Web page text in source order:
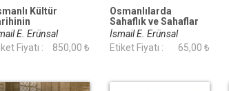
Kültür
(Ciltli)
E. Erünsal
Fiyatı :
850,00 ₺
Osmanlılarda
Sahaflık ve Sahaflar
İsmail E. Erünsal
Etiket Fiyatı :
65,00 ₺